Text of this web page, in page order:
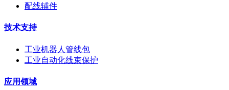
配线辅件
技术支持
工业机器人管线包
工业自动化线束保护
应用领域